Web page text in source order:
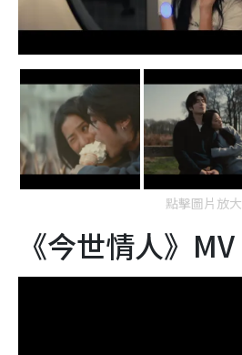
點擊圖片放大
《今世情人》MV